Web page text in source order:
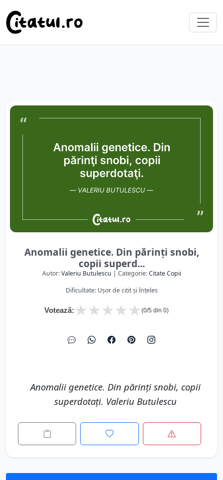
Anomalii genetice. Din părinţi snobi,
copii superd...
Autor:Valeriu Butulescu | Categorie:Citate Copii
Dificultate: Ușor de citit și înțeles
Votează: ★
★
★
★
★ (0/5 din 0)
Anomalii genetice. Din părinţi snobi, copii
superdotaţi. Valeriu Butulescu